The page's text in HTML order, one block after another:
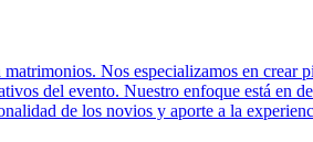
Nos especializamos en crear
del evento. Nuestro enfoque está en
de los novios y aporte a la